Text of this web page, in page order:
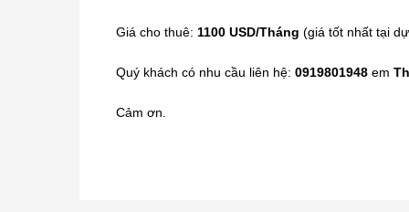
Giá cho thuê: 1100 USD/Tháng (giá tốt nhất tại
Quý khách có nhu cầu liên hệ: 0919801948 em
Cảm ơn.